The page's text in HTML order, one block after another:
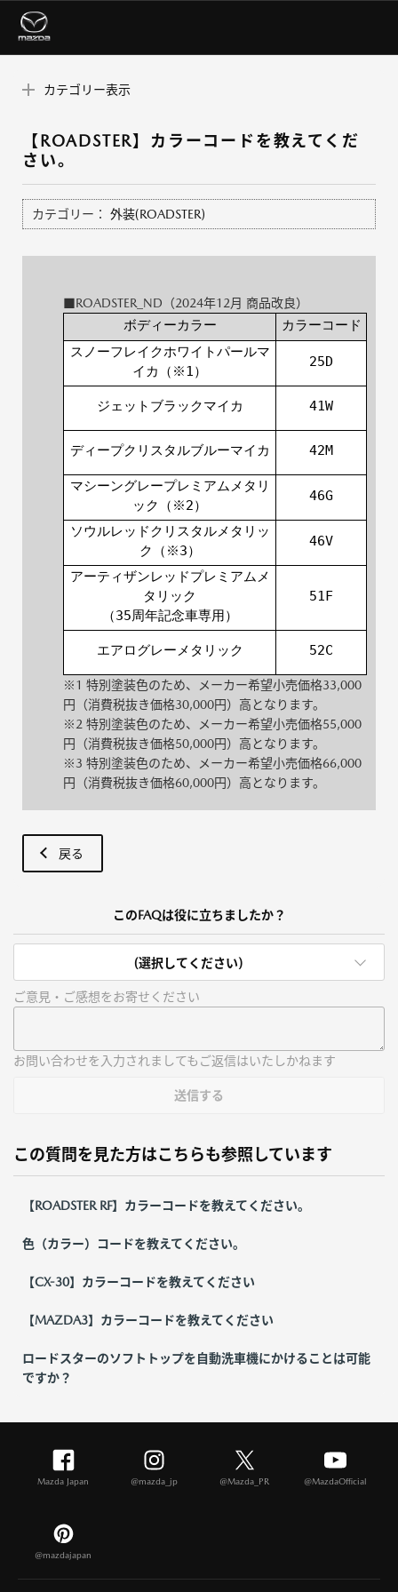
カテゴリー表示
【ROADSTER】カラーコードを教えてくだ
さい。
カテゴリー： 外装(ROADSTER)
■ROADSTER_ND（2024年12月 商品改良）
ボディーカラー
カラーコード
スノーフレイクホワイトパールマ
イカ（※1）
25D
ジェットブラックマイカ 41W
ディープクリスタルブルーマイカ 42M
マシーングレープレミアムメタリ
ック（※2）
46G
ソウルレッドクリスタルメタリッ
ク（※3）
46V
アーティザンレッドプレミアムメ
タリック
（35周年記念車専用）
51F
エアログレーメタリック 52C
※1 特別塗装色のため、メーカー希望小売価格33,000
円（消費税抜き価格30,000円）高となります。
※2 特別塗装色のため、メーカー希望小売価格55,000
円（消費税抜き価格50,000円）高となります。
※3 特別塗装色のため、メーカー希望小売価格66,000
円（消費税抜き価格60,000円）高となります。
戻る
このFAQは役に立ちましたか？
(選択してください)
ご意見・ご感想をお寄せください
お問い合わせを入力されましてもご返信はいたしかねます
送信する
この質問を見た方はこちらも参照しています
【ROADSTER RF】カラーコードを教えてください。
色（カラー）コードを教えてください。
【CX-30】カラーコードを教えてください
【MAZDA3】カラーコードを教えてください
ロードスターのソフトトップを自動洗車機にかけることは可能
ですか？
Mazda Japan @mazda_jp @Mazda_PR @MazdaOfficial
@mazdajapan